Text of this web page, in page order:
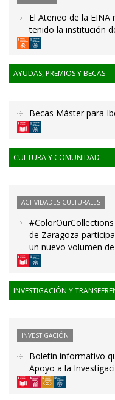
El Ateneo de la
tenido la institución
AYUDAS, PREMIOS Y BECAS
Becas Máster para
CULTURA Y COMUNIDAD
ACTIVIDADES CULTURALES
de Zaragoza
un nuevo volumen
INVESTIGACIÓN Y
INVESTIGACIÓN
Boletín informativo
Apoyo a la